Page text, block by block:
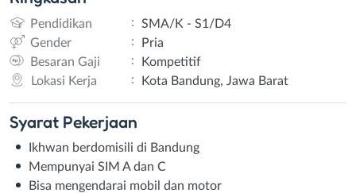
Pendidikan :
SMA/K - S1/D4
Gender
:
Pria
Besaran Gaji
:
Kompetitif
Lokasi Kerja
: Kota Bandung, Jawa Barat
Syarat Pekerjaan
Ikhwan berdomisili di Bandung
Mempunyai SIM A dan C
Bisa mengendarai mobil dan motor